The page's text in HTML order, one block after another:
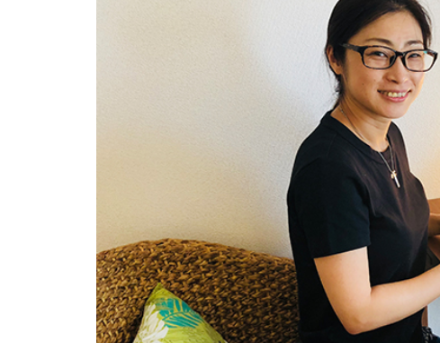
ロミロミサロン開業11周年を迎
時間はある、好きなことをしよ
う！
サロン開業経営のバイブル！無料